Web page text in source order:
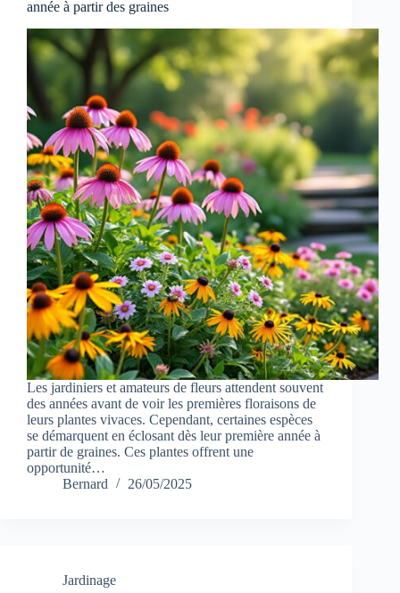
année à partir des graines
Les jardiniers et amateurs de fleurs attendent souvent
des années avant de voir les premières floraisons de
leurs plantes vivaces. Cependant, certaines espèces
se démarquent en éclosant dès leur première année à
partir de graines. Ces plantes offrent une
opportunité…
Bernard
26/05/2025
Jardinage